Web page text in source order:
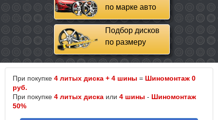
по марке авто
Подбор дисков
по размеру
При покупке 4 литых диска + 4 шины = Шиномонтаж 0
руб.
При покупке 4 литых диска или 4 шины - Шиномонтаж
50%